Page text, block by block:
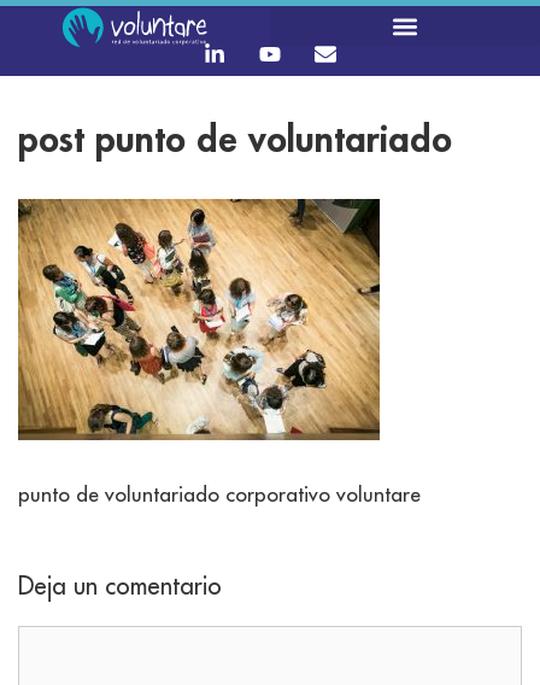
post punto de voluntariado
punto de voluntariado corporativo voluntare
Deja un comentario